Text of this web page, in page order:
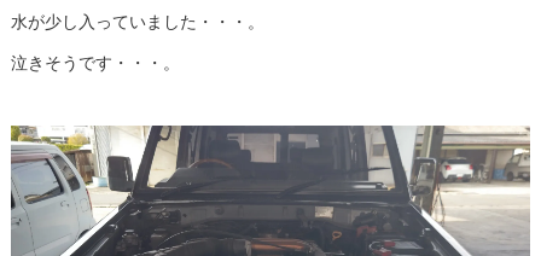
水が少し入っていました・・・。
泣きそうです・・・。